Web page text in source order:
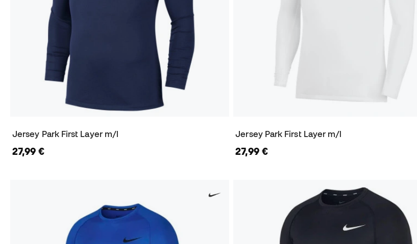
Jersey Park First Layer m/l
27,99 €
Jersey Park First Layer m/l
27,99 €